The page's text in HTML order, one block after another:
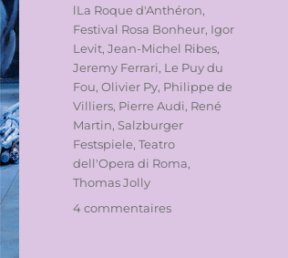
lLa Roque d'Anthéron,
Festival Rosa Bonheur, Igor
Levit,Jean-Michel Ribes,
Jeremy Ferrari, Le Puy du
Fou,Olivier Py, Philippe de
Villiers, Pierre Audi, René
Martin, Salzburger
Festspiele,Teatro
dell'Opera di Roma,
Thomas Jolly
4 commentairessur